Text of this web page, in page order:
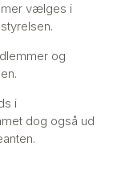
vælges i
og
i
dog også ud